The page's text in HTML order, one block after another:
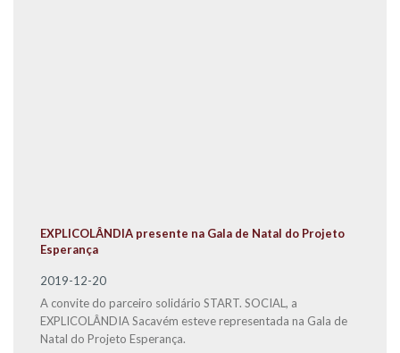
EXPLICOLÂNDIA presente na Gala de Natal do Projeto
Esperança
2019-12-20
A convite do parceiro solidário START. SOCIAL, a
EXPLICOLÂNDIA Sacavém esteve representada na Gala de
Natal do Projeto Esperança.